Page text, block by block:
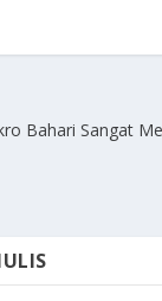
Bahari Sangat